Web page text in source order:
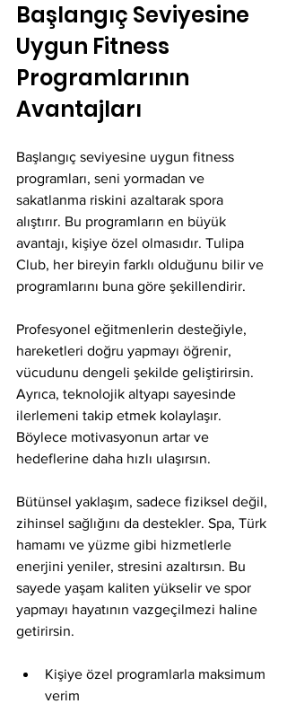
Başlangıç Seviyesine
Uygun Fitness
Programlarının
Avantajları
Başlangıç seviyesine uygun fitness
programları, seni yormadan ve
sakatlanma riskini azaltarak spora
alıştırır. Bu programların en büyük
avantajı, kişiye özel olmasıdır. Tulipa
Club, her bireyin farklı olduğunu bilir ve
programlarını buna göre şekillendirir.
Profesyonel eğitmenlerin desteğiyle,
hareketleri doğru yapmayı öğrenir,
vücudunu dengeli şekilde geliştirirsin.
Ayrıca, teknolojik altyapı sayesinde
ilerlemeni takip etmek kolaylaşır.
Böylece motivasyonun artar ve
hedeflerine daha hızlı ulaşırsın.
Bütünsel yaklaşım, sadece fiziksel değil,
zihinsel sağlığını da destekler. Spa, Türk
hamamı ve yüzme gibi hizmetlerle
enerjini yeniler, stresini azaltırsın. Bu
sayede yaşam kaliten yükselir ve spor
yapmayı hayatının vazgeçilmezi haline
getirirsin.
Kişiye özel programlarla maksimum
verim